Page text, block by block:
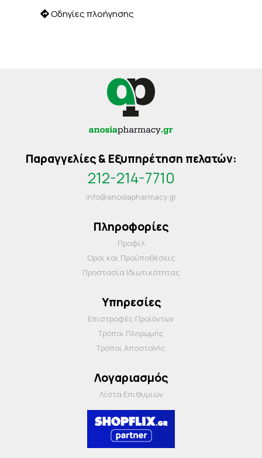
Οδηγίες πλοήγησης
Παραγγελίες & Εξυπηρέτηση πελατών:
212-214-7710
info@anosiapharmacy.gr
Πληροφορίες
Προφίλ
Όροι και Προΰποθέσεις
Προστασία Ιδιωτικότητας
Υπηρεσίες
Επιστροφές Προϊόντων
Τρόποι Πληρωμής
Τρόποι Αποστολής
Λογαριασμός
Λίστα Επιθυμιών